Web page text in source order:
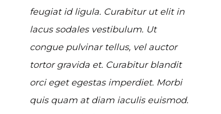
feugiat id ligula. Curabitur ut elit in
lacus sodales vestibulum. Ut
congue pulvinar tellus, vel auctor
tortor gravida et. Curabitur blandit
orci eget egestas imperdiet. Morbi
quis quam at diam iaculis euismod.